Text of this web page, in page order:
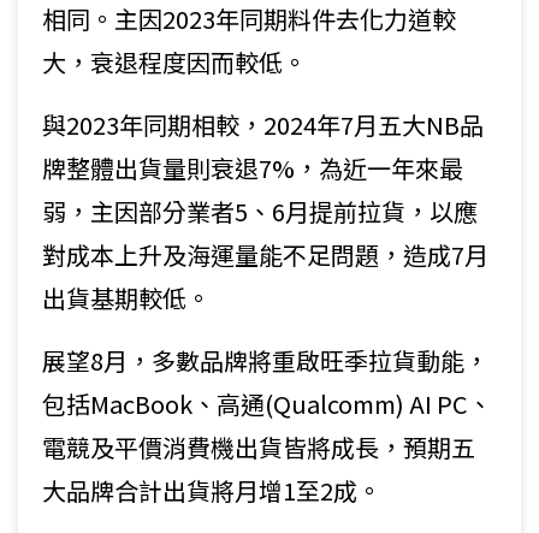
相同。主因2023年同期料件去化力道較
大，衰退程度因而較低。
與2023年同期相較，2024年7月五大NB品
牌整體出貨量則衰退7%，為近一年來最
弱，主因部分業者5、6月提前拉貨，以應
對成本上升及海運量能不足問題，造成7月
出貨基期較低。
展望8月，多數品牌將重啟旺季拉貨動能，
包括MacBook、高通(Qualcomm) AI PC、
電競及平價消費機出貨皆將成長，預期五
大品牌合計出貨將月增1至2成。